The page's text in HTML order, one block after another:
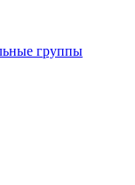
группы